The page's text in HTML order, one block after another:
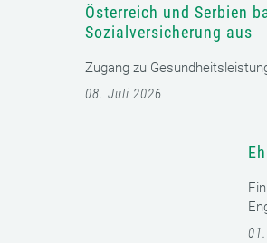
Österreich und Serbien
Sozialversicherung aus
Zugang zu
08. Juli 2026